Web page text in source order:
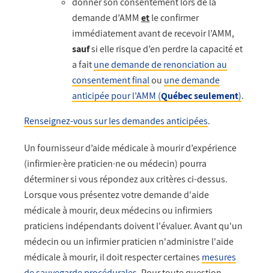
demande d’AMM etle confirmer
immédiatement avant de recevoir l’AMM,
saufsi elle risque d’en perdre la capacité et
a faitunedemande derenonciation au
consentement finalou une demande
anticipée pourl’AMM (Québec seulement).
Renseignez-vous sur les demandes anticipées.
Un fournisseur d’aide médicale à mourir d’expérience
(infirmier·ère praticien·ne ou médecin) pourra
déterminer si vous répondez aux critères ci-dessus.
Lorsque vous présentez votre demande d'aide
médicale à mourir, deux médecins ou infirmiers
praticiens indépendants doivent l'évaluer. Avant qu'un
médecin ou un infirmier praticien n'administre l'aide
médicale à mourir, il doit respecter certaines mesures